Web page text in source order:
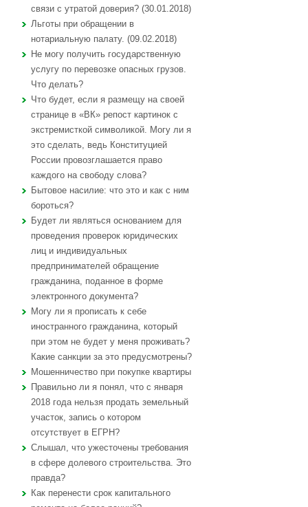
связи с утратой доверия? (30.01.2018)
Льготы при обращении в
нотариальную палату. (09.02.2018)
Не могу получить государственную
услугу по перевозке опасных грузов.
Что делать?
Что будет, если я размещу на своей
странице в «ВК» репост картинок с
экстремисткой символикой. Могу ли я
это сделать, ведь Конституцией
России провозглашается право
каждого на свободу слова?
Бытовое насилие: что это и как с ним
бороться?
Будет ли являться основанием для
проведения проверок юридических
лиц и индивидуальных
предпринимателей обращение
гражданина, поданное в форме
электронного документа?
Могу ли я прописать к себе
иностранного гражданина, который
при этом не будет у меня проживать?
Какие санкции за это предусмотрены?
Мошенничество при покупке квартиры
Правильно ли я понял, что с января
2018 года нельзя продать земельный
участок, запись о котором
отсутствует в ЕГРН?
Слышал, что ужесточены требования
в сфере долевого строительства. Это
правда?
Как перенести срок капитального